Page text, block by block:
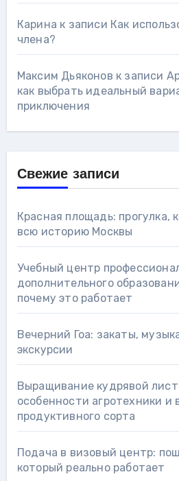
Карина к записи Как
члена?
Максим Дьяконов к записи
как выбрать идеальный
приключения
Свежие записи
Красная площадь: прогулка,
всю историю Москвы
Учебный центр
дополнительного
почему это работает
Вечерний Гоа: закаты,
экскурсии
Выращивание кудрявой
особенности агротехники и
продуктивного сорта
Подача в визовый центр:
который реально работает